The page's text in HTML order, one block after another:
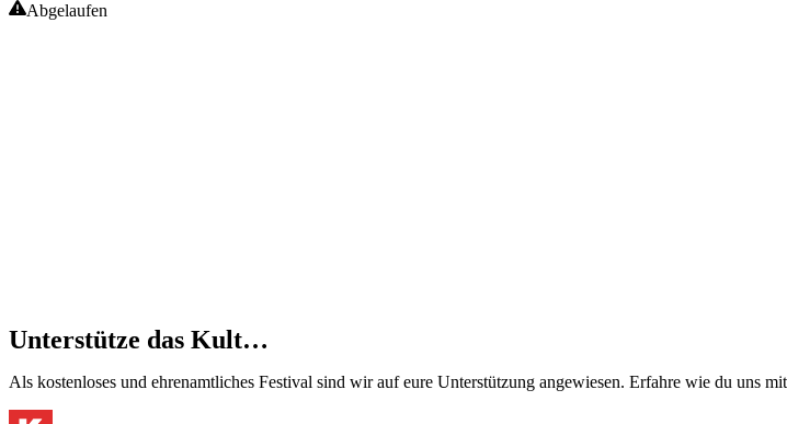
Abgelaufen
Unterstütze das Kult…
Als kostenloses und ehrenamtliches Festival sind wir auf eure Unterstützung angewiesen. Erfahre wie du uns